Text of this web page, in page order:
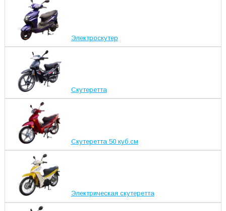
Электроскутер
Скутеретта
Скутеретта 50 куб.см
Электрическая скутеретта